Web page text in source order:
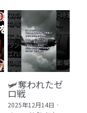
🛩️奪われたゼ
ロ戦
2025年12月14日 ·